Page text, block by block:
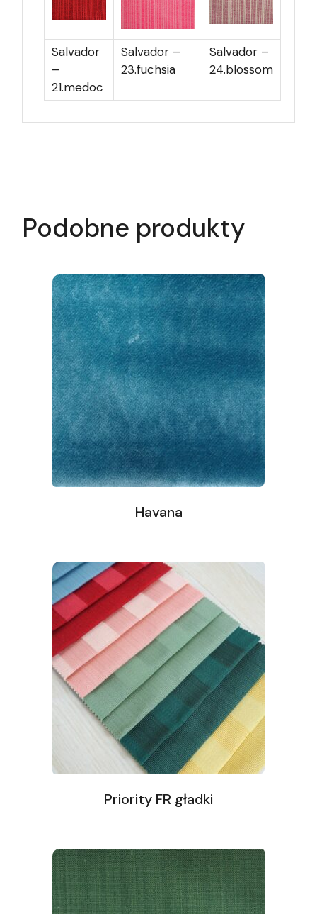
Salvador
–
21.medoc
Salvador –
23.fuchsia
Salvador –
24.blossom
Podobne produkty
Havana
Priority FR gładki